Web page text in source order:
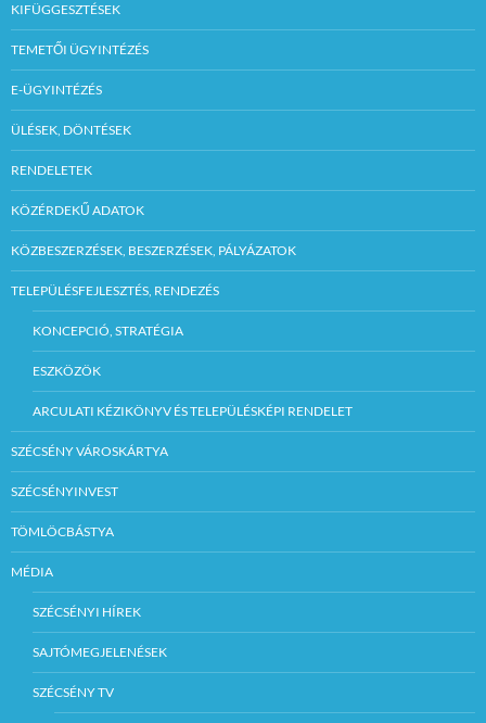
KIFÜGGESZTÉSEK
TEMETŐI ÜGYINTÉZÉS
E-ÜGYINTÉZÉS
ÜLÉSEK, DÖNTÉSEK
RENDELETEK
KÖZÉRDEKŰ ADATOK
KÖZBESZERZÉSEK, BESZERZÉSEK, PÁLYÁZATOK
TELEPÜLÉSFEJLESZTÉS, RENDEZÉS
KONCEPCIÓ, STRATÉGIA
ESZKÖZÖK
ARCULATI KÉZIKÖNYV ÉS TELEPÜLÉSKÉPI RENDELET
SZÉCSÉNY VÁROSKÁRTYA
SZÉCSÉNYINVEST
TÖMLÖCBÁSTYA
MÉDIA
SZÉCSÉNYI HÍREK
SAJTÓMEGJELENÉSEK
SZÉCSÉNY TV